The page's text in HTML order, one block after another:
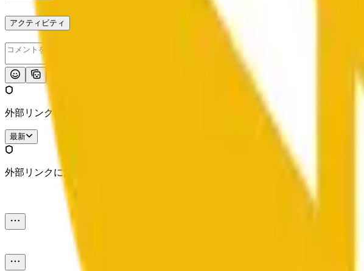
アクティビティ
外部リンクに注意してください。
最新
外部リンクに注意してください。